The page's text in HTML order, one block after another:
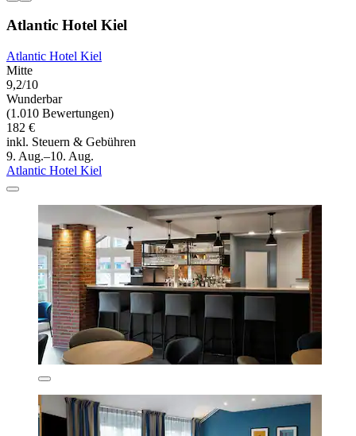
Atlantic Hotel Kiel
Atlantic Hotel Kiel
Mitte
9,2/10
Wunderbar
(1.010 Bewertungen)
182 €
inkl. Steuern & Gebühren
9. Aug.–10. Aug.
Atlantic Hotel Kiel